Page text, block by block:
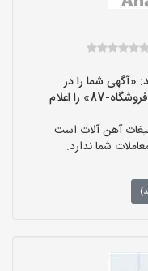
«آگهی شما را در
سایت «آهن آلاتی ها» دیده ام و کد «فروشگاه-87» را اعلام
آهن آلات است
شما ندارد.